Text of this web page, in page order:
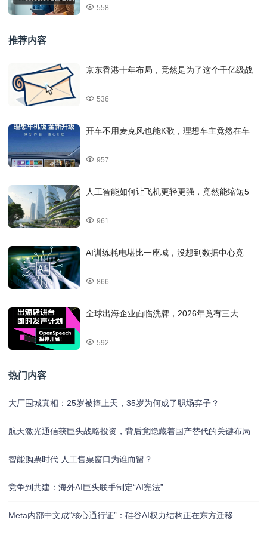
558
推荐内容
京东香港十年布局，竟然是为了这个千亿级战
536
开车不用麦克风也能K歌，理想车主竟然在车
957
人工智能如何让飞机更轻更强，竟然能缩短5
961
AI训练耗电堪比一座城，没想到数据中心竟
866
全球出海企业面临洗牌，2026年竟有三大
592
热门内容
大厂围城真相：25岁被捧上天，35岁为何成了职场弃子？
航天激光通信获巨头战略投资，背后竟隐藏着国产替代的关键布局
智能购票时代 人工售票窗口为谁而留？
竞争到共建：海外AI巨头联手制定“AI宪法”
Meta内部中文成“核心通行证”：硅谷AI权力结构正在东方迁移